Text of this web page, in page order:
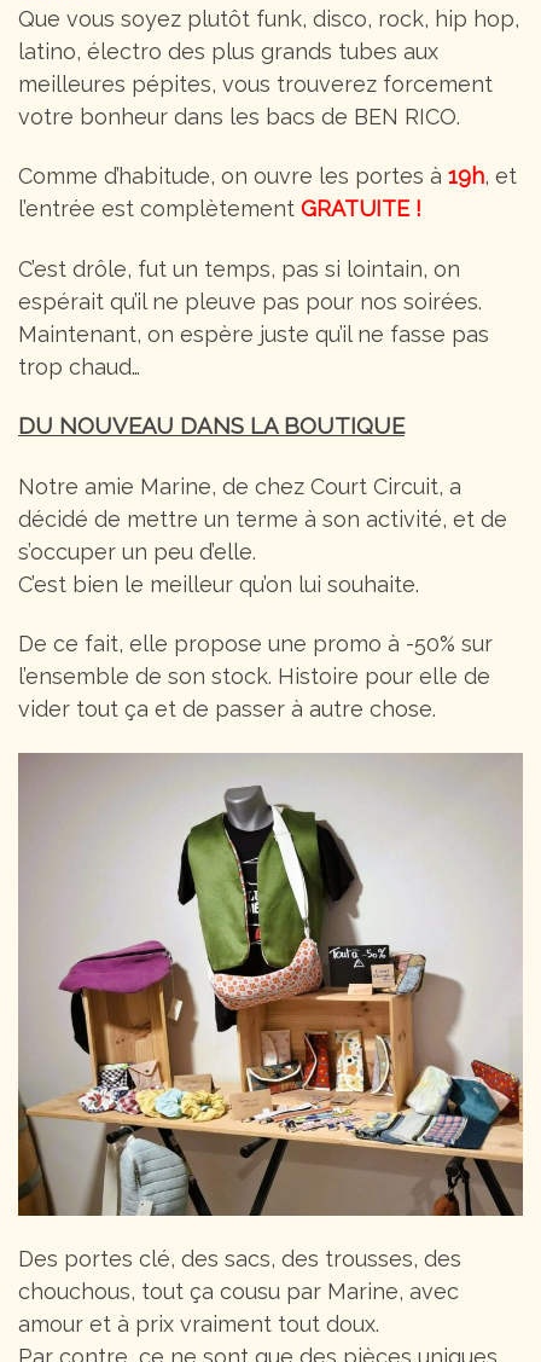
Que vous soyez plutôt funk, disco, rock, hip hop,
latino, électro des plus grands tubes aux
meilleures pépites, vous trouverez forcement
votre bonheur dans les bacs de BEN RICO.
Comme d’habitude, on ouvre les portes à 19h, et
l’entrée est complètement GRATUITE !
C’est drôle, fut un temps, pas si lointain, on
espérait qu’il ne pleuve pas pour nos soirées.
Maintenant, on espère juste qu’il ne fasse pas
trop chaud…
DU NOUVEAU DANS LA BOUTIQUE
Notre amie Marine, de chez Court Circuit, a
décidé de mettre un terme à son activité, et de
s’occuper un peu d’elle.
C’est bien le meilleur qu’on lui souhaite.
De ce fait, elle propose une promo à -50% sur
l’ensemble de son stock. Histoire pour elle de
vider tout ça et de passer à autre chose.
Des portes clé, des sacs, des trousses, des
chouchous, tout ça cousu par Marine, avec
amour et à prix vraiment tout doux.
Par contre, ce ne sont que des pièces uniques.